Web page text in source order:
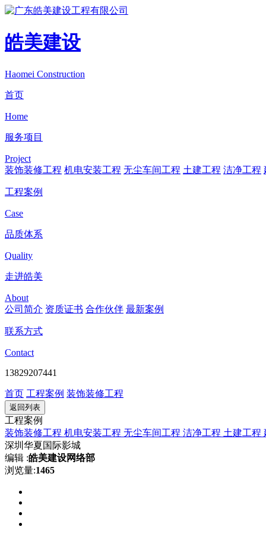
皓美建设
Haomei Construction
首页
Home
服务项目
Project
装饰装修工程 机电安装工程 无尘车间工程 土建工程 洁净工程
工程案例
Case
品质体系
Quality
走进皓美
About
公司简介 资质证书 合作伙伴 最新案例
联系方式
Contact
13829207441
首页 工程案例 装饰装修工程
返回列表
工程案例
装饰装修工程 机电安装工程 无尘车间工程 洁净工程 土建工程
深圳华夏国际影城
编辑 :皓美建设网络部
浏览量:1465